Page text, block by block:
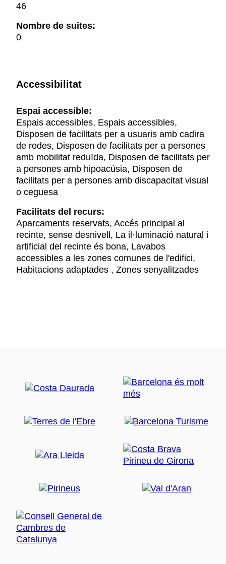
46
Nombre de suites:
0
Accessibilitat
Espai accessible:
Espais accessibles, Espais accessibles,
Disposen de facilitats per a usuaris amb cadira
de rodes, Disposen de facilitats per a persones
amb mobilitat reduïda, Disposen de facilitats per
a persones amb hipoacúsia, Disposen de
facilitats per a persones amb discapacitat visual
o ceguesa
Facilitats del recurs:
Aparcaments reservats, Accés principal al
recinte, sense desnivell, La il·luminació natural i
artificial del recinte és bona, Lavabos
accessibles a les zones comunes de l'edifici,
Habitacions adaptades , Zones senyalitzades